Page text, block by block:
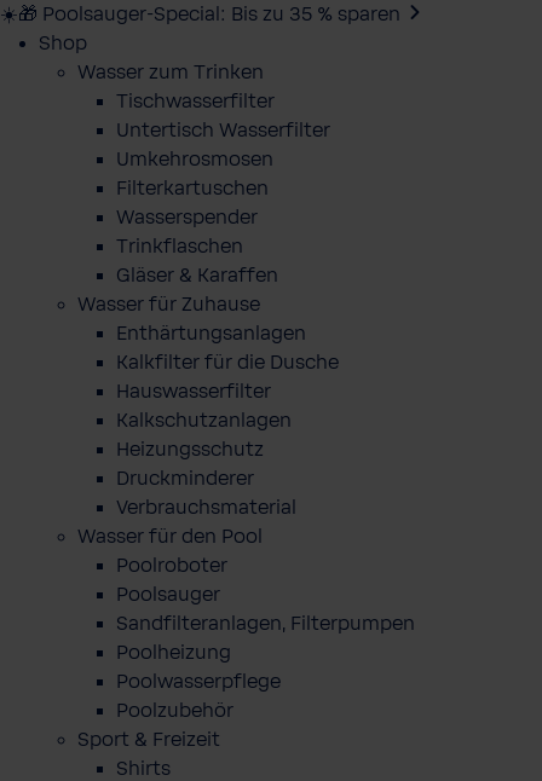
☀️🎁 Poolsauger-Special: Bis zu 35 % sparen
Shop
Wasser zum Trinken
Tischwasserfilter
Untertisch Wasserfilter
Umkehrosmosen
Filterkartuschen
Wasserspender
Trinkflaschen
Gläser & Karaffen
Wasser für Zuhause
Enthärtungsanlagen
Kalkfilter für die Dusche
Hauswasserfilter
Kalkschutzanlagen
Heizungsschutz
Druckminderer
Verbrauchsmaterial
Wasser für den Pool
Poolroboter
Poolsauger
Sandfilteranlagen, Filterpumpen
Poolheizung
Poolwasserpflege
Poolzubehör
Sport & Freizeit
Shirts